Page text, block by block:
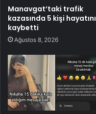
Manavgat’taki trafik
kazasında 5 kişi hayatını
kaybetti
Ağustos 8, 2026